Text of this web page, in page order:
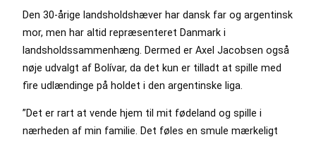
Den 30-årige landsholdshæver har dansk far og argentinsk
mor, men har altid repræsenteret Danmark i
landsholdssammenhæng. Dermed er Axel Jacobsen også
nøje udvalgt af Bolívar, da det kun er tilladt at spille med
fire udlændinge på holdet i den argentinske liga.
”Det er rart at vende hjem til mit fødeland og spille i
nærheden af min familie. Det føles en smule mærkeligt